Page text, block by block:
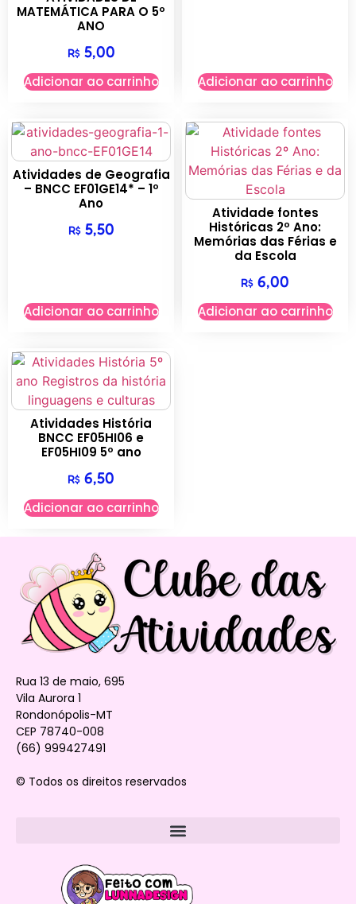
MATEMÁTICA PARA O 5º
ANO
R$5,00
Adicionar ao carrinho Adicionar ao carrinho
Atividades de Geografia
– BNCC EF01GE14* – 1º
Ano
R$5,50
Adicionar ao carrinho
Atividade fontes
Históricas 2º Ano:
Memórias das Férias e
da Escola
R$ 6,00
Adicionar ao carrinho
Atividades História
BNCC EF05HI06 e
EF05HI09 5º ano
R$ 6,50
Adicionar ao carrinho
Rua 13 de maio, 695
Vila Aurora 1
Rondonópolis-MT
CEP 78740-008
(66) 999427491
© Todos os direitos reservados